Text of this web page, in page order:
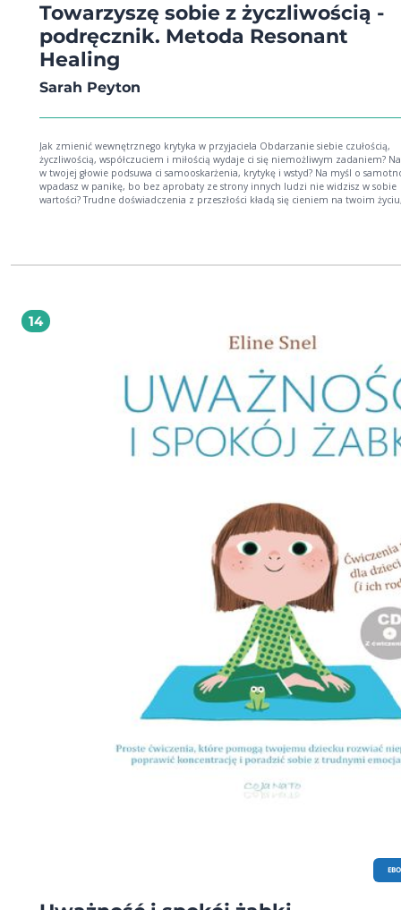
Towarzyszę sobie z życzliwością -
podręcznik. Metoda Resonant
Healing
Sarah Peyton
Jak zmienić wewnętrznego krytyka w przyjaciela Obdarzanie siebie czułością,
życzliwością, współczuciem i miłością wydaje ci się niemożliwym zadaniem?
w twojej głowie podsuwa ci samooskarżenia, krytykę i wstyd? Na myśl o
wpadasz w panikę, bo bez aprobaty ze strony innych ludzi nie widzisz w sobie
wartości? Trudne doświadczenia z przeszłości kładą się cieniem na twoim
głowa stała się dla ciebie przyjaznym miejscem do życia. Sarah Peyton, twórczyni
samouzdrowienia, który dosłownie zmienia ludzki mózg, przywracając mu
harmonię, zdolność samoukojenia i otaczania się czułością. Ludzki mózg jest
stworzony do relacji. Do rezonowania z innymi mózgami – głębokiego
zrozumienia, otwartości i akceptacji. Potrzeba czystej, opartej na
miłości więzi jest tak silna, że człowiek jest w stanie rezonować nie tylko z
ludźmi, ale także z samym sobą, nawet jeśli nigdy nie nabył wzorca kochającej
obecności bliskiej osoby. Neurobiologia i uważność wykazały, że mózg może
samego siebie za pomocą życzliwości i ciepła – jak kochający rodzic lub
Umiejętność rezonowania z innymi i ze sobą otworzy cię na nowego rodzaju,
głębokie więzi, wewnętrzny spokój nawet w obliczu wyzwań oraz zrozumienie,
każdy wewnętrzny głos, nawet ten krytyczny i pozbawiony litości, chce
na swój sposób próbuje ci pomóc. Potrzebujesz tylko zrozumieć, że każda
w nieskończonym potencjale ludzkiego mózgu. Od kilkunastu lat przekazuje
wiedzę, prowadząc warsztaty i indywidualne konsultacje, pomagając ludziom
sobie z PTSD, depresją i lękiem oraz zmieniać skłonność do gwałtownego
reakcję walki, ucieczki lub znieruchomienia w samowspółczucie i umiejętność
otaczania się troską. Kluczem jest wiedza o tym, jak działa mózg i jak reaguje
14